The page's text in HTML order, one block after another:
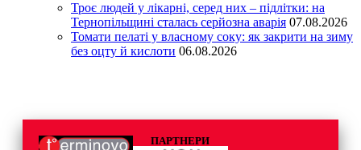
Троє людей у лікарні, серед них – підлітки: на
Тернопільщині сталась серйозна аварія 07.08.2026
Томати пелаті у власному соку: як закрити на зиму
без оцту й кислоти 06.08.2026
ПАРТНЕРИ